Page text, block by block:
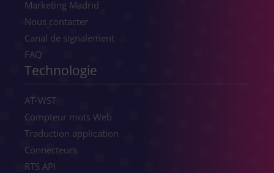
Marketing Madrid
Nous contacter
Canal de signalement
FAQ
Technologie
AT-WST
Compteur mots Web
Traduction application
Connecteurs
RTS API